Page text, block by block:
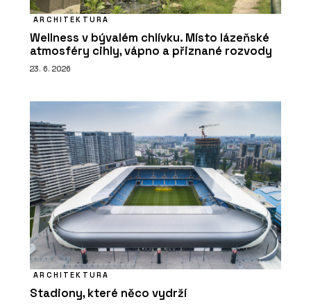
ARCHITEKTURA
Wellness v bývalém chlívku. Místo lázeňské
atmosféry cihly, vápno a přiznané rozvody
23. 6. 2026
ARCHITEKTURA
Stadiony, které něco vydrží